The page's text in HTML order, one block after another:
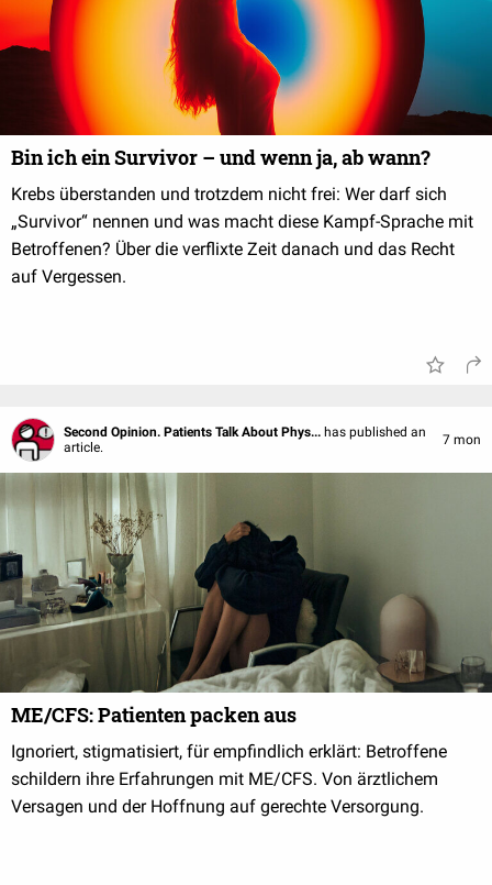
Bin ich ein Survivor – und wenn ja, ab wann?
Krebs überstanden und trotzdem nicht frei: Wer darf sich
„Survivor“ nennen und was macht diese Kampf-Sprache mit
Betroffenen? Über die verflixte Zeit danach und das Recht
auf Vergessen.
Second Opinion. Patients Talk About Phys... has published an
article.
7 mon
ME/CFS: Patienten packen aus
Ignoriert, stigmatisiert, für empfindlich erklärt: Betroffene
schildern ihre Erfahrungen mit ME/CFS. Von ärztlichem
Versagen und der Hoffnung auf gerechte Versorgung.